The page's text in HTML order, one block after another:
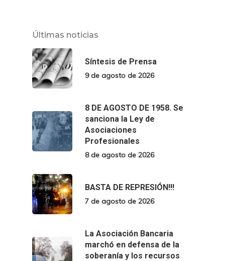
Últimas noticias
Síntesis de Prensa
9 de agosto de 2026
8 DE AGOSTO DE 1958. Se
sanciona la Ley de
Asociaciones
Profesionales
8 de agosto de 2026
BASTA DE REPRESIÓN!!!
7 de agosto de 2026
La Asociación Bancaria
marchó en defensa de la
soberanía y los recursos